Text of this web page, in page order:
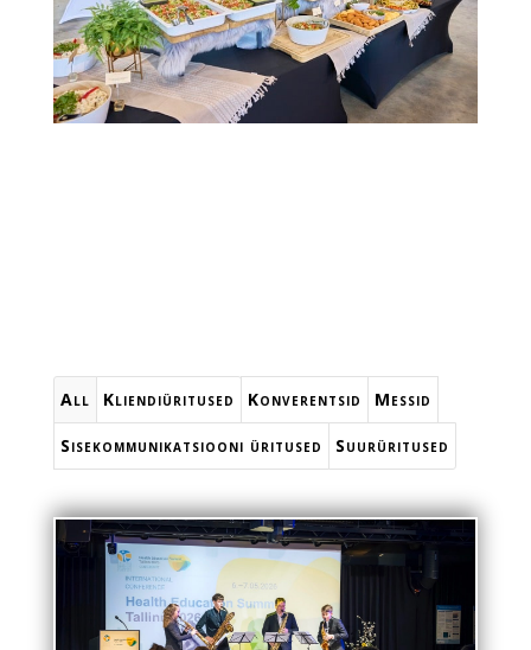
All Kliendiüritused Konverentsid Messid
Sisekommunikatsiooni üritused Suurüritused